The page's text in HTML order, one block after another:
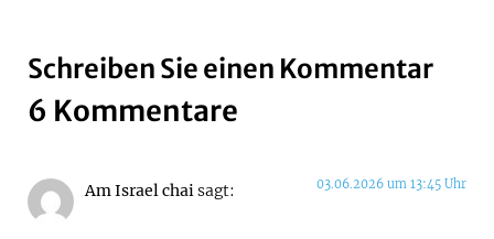
Schreiben Sie einen Kommentar
6 Kommentare
Am Israel chaisagt: 03.06.2026 um 13:45 Uhr